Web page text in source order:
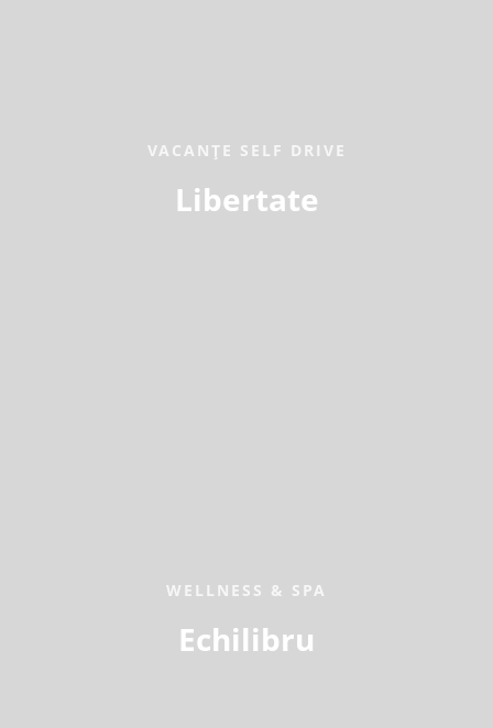
VACANȚE SELF DRIVE
Libertate
WELLNESS & SPA
Echilibru